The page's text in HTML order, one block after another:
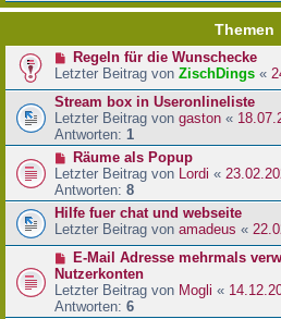
Themen
Regeln für die Wunschecke
Letzter Beitrag von ZischDings «
Stream box in Useronlineliste
Letzter Beitrag von gaston «
Antworten: 1
Räume als Popup
Letzter Beitrag von
Lordi «
Antworten: 8
Hilfe fuer chat und webseite
Letzter Beitrag von amadeus «
E-Mail Adresse mehrmals
Nutzerkonten
Letzter Beitrag von Mogli «
Antworten: 6